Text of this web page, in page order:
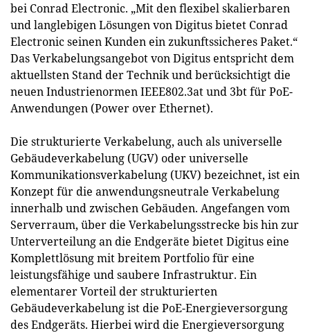
bei Conrad Electronic. „Mit den flexibel skalierbaren
und langlebigen Lösungen von Digitus bietet Conrad
Electronic seinen Kunden ein zukunftssicheres Paket.“
Das Verkabelungsangebot von Digitus entspricht dem
aktuellsten Stand der Technik und berücksichtigt die
neuen Industrienormen IEEE802.3at und 3bt für PoE-
Anwendungen (Power over Ethernet).
Die strukturierte Verkabelung, auch als universelle
Gebäudeverkabelung (UGV) oder universelle
Kommunikationsverkabelung (UKV) bezeichnet, ist ein
Konzept für die anwendungsneutrale Verkabelung
innerhalb und zwischen Gebäuden. Angefangen vom
Serverraum, über die Verkabelungsstrecke bis hin zur
Unterverteilung an die Endgeräte bietet Digitus eine
Komplettlösung mit breitem Portfolio für eine
leistungsfähige und saubere Infrastruktur. Ein
elementarer Vorteil der strukturierten
Gebäudeverkabelung ist die PoE-Energieversorgung
des Endgeräts. Hierbei wird die Energieversorgung